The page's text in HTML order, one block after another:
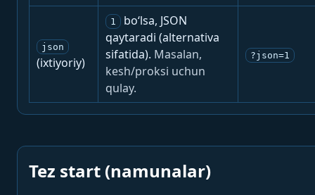
json
(ixtiyoriy)
1
bo‘lsa, JSON
qaytaradi (alternativa
sifatida). Masalan,
kesh/proksi uchun
qulay.
?json=1
Tez start (namunalar)